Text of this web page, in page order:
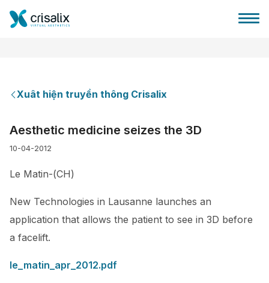
Đánh giá của bệnh nhân
Xuât hiện truyền thông Crisalix
Aesthetic medicine seizes the 3D
10-04-2012
Le Matin-(CH)
New Technologies in Lausanne launches an
application that allows the patient to see in 3D before
a facelift.
le_matin_apr_2012.pdf